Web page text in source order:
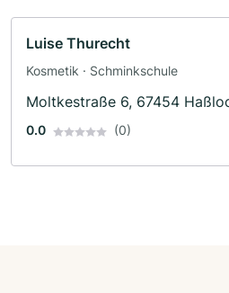
Luise Thurecht
Kosmetik · Schminkschule
Moltkestraße 6, 67454
0.0 (0)